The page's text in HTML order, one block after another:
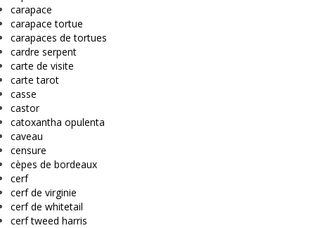
carapace
carapace tortue
carapaces de tortues
cardre serpent
carte de visite
carte tarot
casse
castor
catoxantha opulenta
caveau
censure
cèpes de bordeaux
cerf
cerf de virginie
cerf de whitetail
cerf tweed harris